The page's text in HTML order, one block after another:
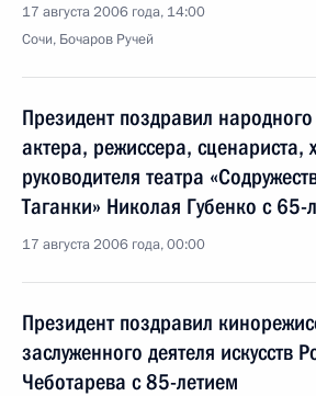
17 августа 2006 года, 14:00
Сочи, Бочаров Ручей
Президент поздравил
актера, режиссера, сценариста,
руководителя театра
Таганки» Николая Губенко с 65-
17 августа 2006 года, 00:00
Президент поздравил
заслуженного деятеля искусств
Чеботарева с 85-летием